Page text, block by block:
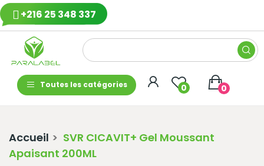
+216 25 348 337
Toutes les catégories 0 0
Accueil
SVR CICAVIT+ Gel Moussant
Apaisant 200ML